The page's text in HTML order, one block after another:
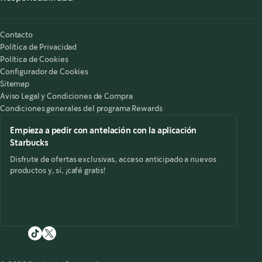
Contacto
Política de Privacidad
Política de Cookies
Configurador de Cookies
Sitemap
Aviso Legal y Condiciones de Compra
Condiciones generales del programa Rewards
Empieza a pedir con antelación con la aplicación
Starbucks
Disfrute de ofertas exclusivas, acceso anticipado a nuevos
productos y, sí, ¡café gratis!